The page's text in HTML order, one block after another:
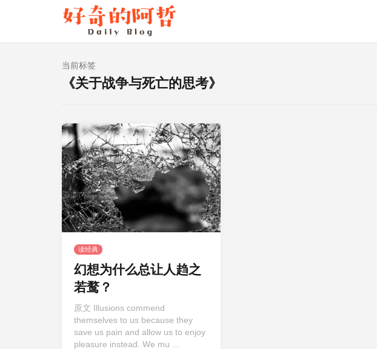
当前标签
《关于战争与死亡的思考》
读经典
幻想为什么总让人趋之
若鹜？
原文 Illusions commend
themselves to us because they
save us pain and allow us to enjoy
pleasure instead. We mu ...